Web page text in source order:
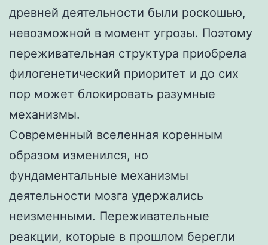
древней деятельности были роскошью,
невозможной в момент угрозы. Поэтому
переживательная структура приобрела
филогенетический приоритет и до сих
пор может блокировать разумные
механизмы.
Современный вселенная коренным
образом изменился, но
фундаментальные механизмы
деятельности мозга удержались
неизменными. Переживательные
реакции, которые в прошлом берегли